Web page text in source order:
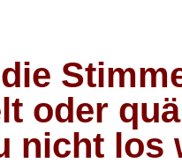
oder
nicht los